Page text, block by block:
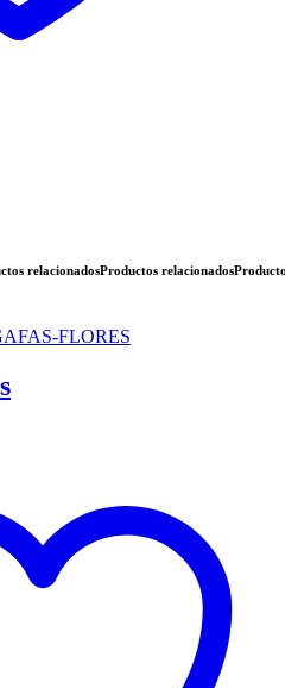
Productos relacionadosProductos